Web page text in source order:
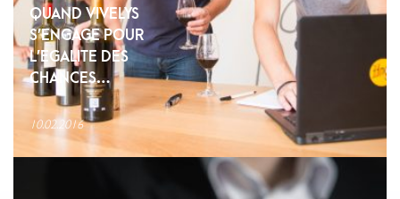
QUAND VIVELYS
S’ENGAGE POUR
L’EGALITE DES
CHANCES…
10.02.2016